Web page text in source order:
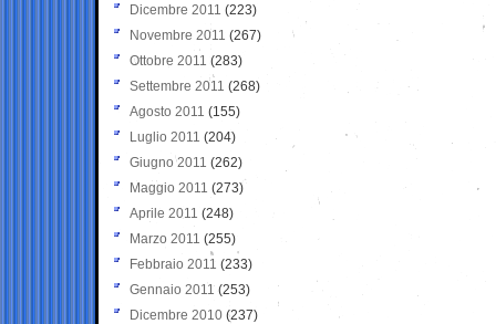
Dicembre 2011 (223)
Novembre 2011 (267)
Ottobre 2011 (283)
Settembre 2011 (268)
Agosto 2011 (155)
Luglio 2011 (204)
Giugno 2011 (262)
Maggio 2011 (273)
Aprile 2011 (248)
Marzo 2011 (255)
Febbraio 2011 (233)
Gennaio 2011 (253)
Dicembre 2010 (237)